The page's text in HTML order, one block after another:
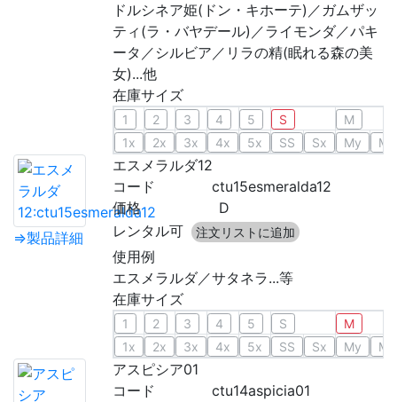
ドルシネア姫(ドン・キホーテ)／ガムザッ
ティ(ラ・バヤデール)／ライモンダ／パキ
ータ／シルビア／リラの精(眠れる森の美
女)...他
在庫サイズ
1 2 3 4 5 S
M
1x
2x 3x 4x 5x SS Sx My Mx
⇒製品詳細
エスメラルダ12
コード
ctu15esmeralda12
価格
D
レンタル可
注文リストに追加
使用例
エスメラルダ／サタネラ...等
在庫サイズ
1 2 3 4 5 S
M
1x
2x 3x 4x 5x SS Sx My Mx
アスピシア01
コード
ctu14aspicia01